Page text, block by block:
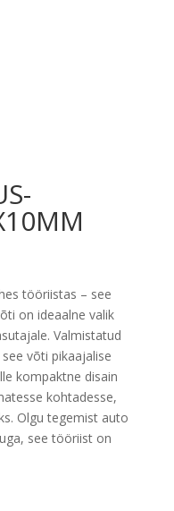
tööriistas – see
on ideaalne valik
Valmistatud
võti pikaajalise
kompaktne disain
kohtadesse,
Olgu tegemist auto
see tööriist on